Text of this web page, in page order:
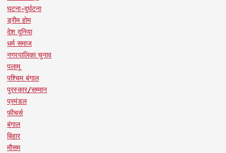
घटना-दुर्घटना
ड्रीम होम
देश दुनिया
धर्म समाज
नगरपालिका चुनाव
पलामू
पश्चिम बंगाल
पुरस्कार/सम्मान
प्रमंडल
फीचर्स
बंगाल
बिहार
मौसम